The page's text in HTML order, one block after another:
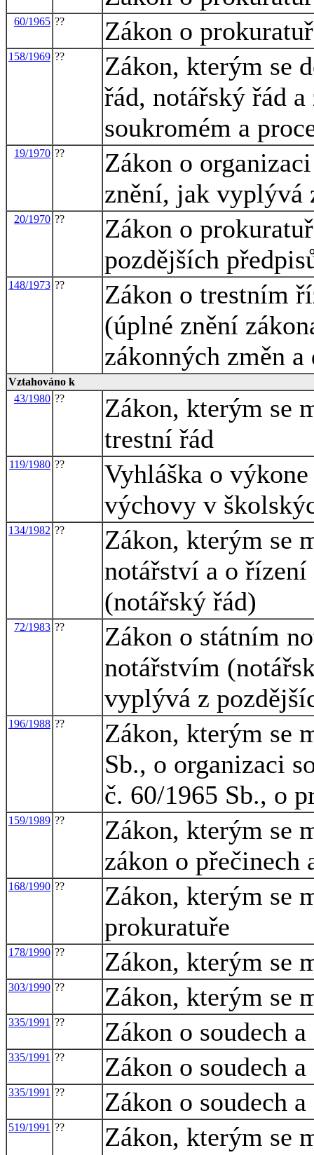
60/1965 ?? Zákon o
158/1969 ??
Zákon, kterým se
řád, notářský řád
soukromém a
19/1970 ??
Zákon o
znění, jak vyplývá
20/1970 ??
Zákon o
pozdějších
148/1973 ??
Zákon o trestním
(úplné znění
zákonných změn
Vztahováno k
43/1980 ??
Zákon, kterým se
trestní řád
119/1980 ??
Vyhláška o
výchovy v
134/1982 ??
Zákon, kterým se
notářství a o
(notářský řád)
72/1983 ??
Zákon o státním
notářstvím
vyplývá z
196/1988 ??
Zákon, kterým se
Sb., o organizaci
č. 60/1965 Sb., o
159/1989 ??
Zákon, kterým se
zákon o přečinech
168/1990 ??
Zákon, kterým se
prokuratuře
178/1990 ?? Zákon, kterým se
303/1990 ?? Zákon, kterým se
335/1991 ?? Zákon o soudech
335/1991 ?? Zákon o soudech
335/1991 ?? Zákon o soudech
519/1991 ??
Zákon, kterým se